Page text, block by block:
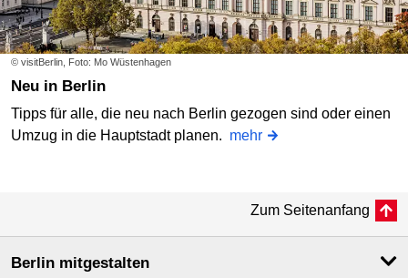
© visitBerlin, Foto: Mo Wüstenhagen
Neu in Berlin
Tipps für alle, die neu nach Berlin gezogen sind oder einen
Umzug in die Hauptstadt planen. mehr
Zum Seitenanfang
Berlin mitgestalten